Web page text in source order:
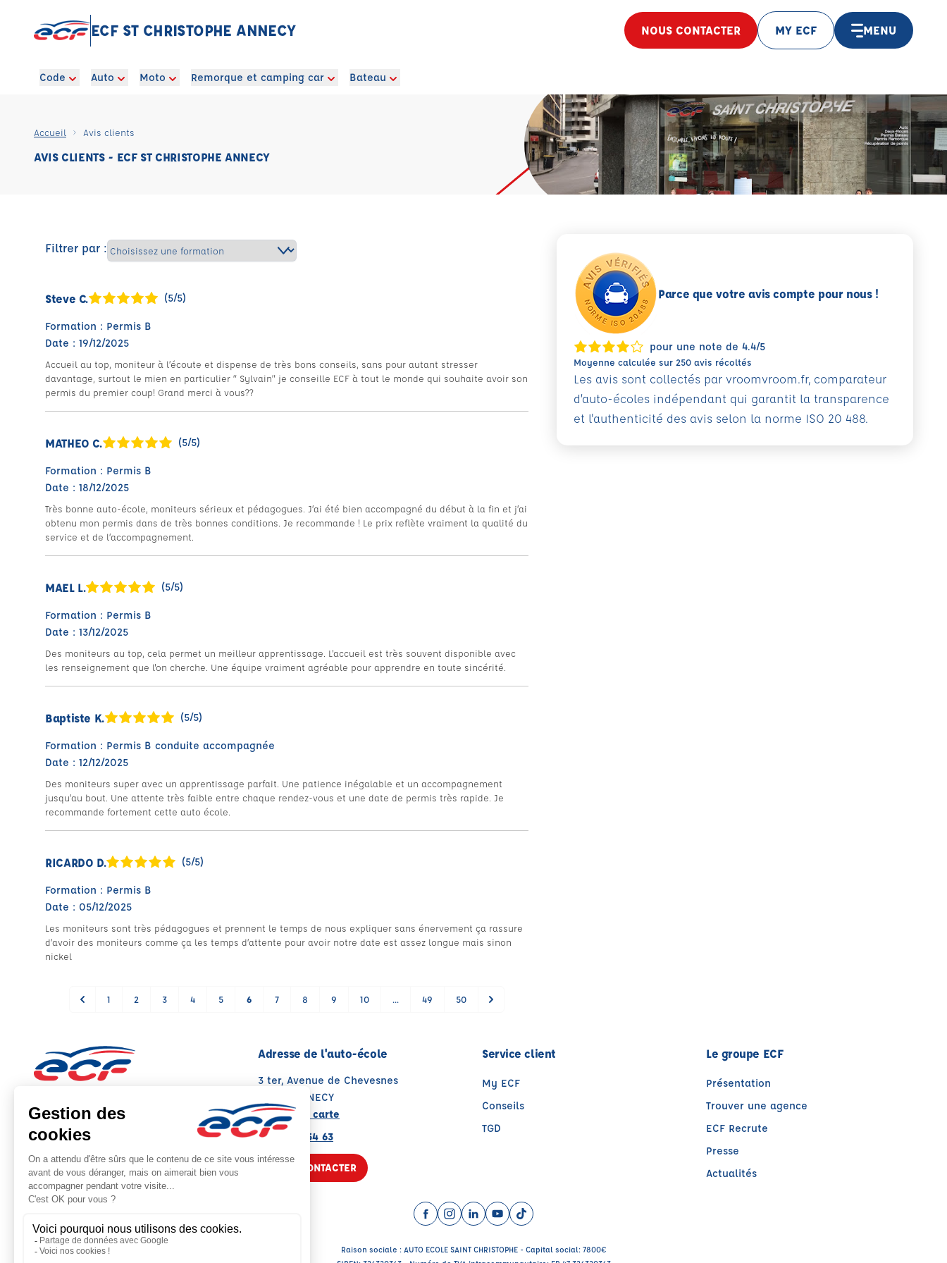
ECF ST CHRISTOPHE ANNECY NOUS CONTACTER MY ECF MENU
Code Auto Moto Remorque et camping car Bateau
Accueil Avis clients
AVIS CLIENTS - ECF ST CHRISTOPHE ANNECY
Filtrer par :
Steve C. (5/5)
Formation : Permis B
Date : 19/12/2025
Accueil au top, moniteur à l’écoute et dispense de très bons conseils, sans pour autant stresser
davantage, surtout le mien en particulier “ Sylvain” je conseille ECF à tout le monde qui souhaite avoir son
permis du premier coup! Grand merci à vous??
MATHEO C. (5/5)
Formation : Permis B
Date : 18/12/2025
Très bonne auto-école, moniteurs sérieux et pédagogues. J’ai été bien accompagné du début à la fin et j’ai
obtenu mon permis dans de très bonnes conditions. Je recommande ! Le prix reflète vraiment la qualité du
service et de l’accompagnement.
MAEL L. (5/5)
Formation : Permis B
Date : 13/12/2025
Des moniteurs au top, cela permet un meilleur apprentissage. L'accueil est très souvent disponible avec
les renseignement que l'on cherche. Une équipe vraiment agréable pour apprendre en toute sincérité.
Baptiste K. (5/5)
Formation : Permis B conduite accompagnée
Date : 12/12/2025
Des moniteurs super avec un apprentissage parfait. Une patience inégalable et un accompagnement
jusqu’au bout. Une attente très faible entre chaque rendez-vous et une date de permis très rapide. Je
recommande fortement cette auto école.
RICARDO D. (5/5)
Formation : Permis B
Date : 05/12/2025
Les moniteurs sont très pédagogues et prennent le temps de nous expliquer sans énervement ça rassure
d’avoir des moniteurs comme ça les temps d’attente pour avoir notre date est assez longue mais sinon
nickel
1 2 3 4 5 6 7 8 9 10 ... 49 50
Parce que votre avis compte pour nous !
pour une note de 4.4/5
Moyenne calculée sur 250 avis récoltés
Les avis sont collectés par vroomvroom.fr, comparateur
d’auto-écoles indépendant qui garantit la transparence
et l'authenticité des avis selon la norme ISO 20 488.
Note : 4.4/5
Moyenne calculée sur 250 avis
Adresse de l'auto-école
3 ter, Avenue de Chevesnes
74000 ANNECY
Voir sur la carte
04 50 45 54 63
NOUS CONTACTER
Service client
My ECF
Conseils
TGD
Le groupe ECF
Présentation
Trouver une agence
ECF Recrute
Presse
Actualités
Facebook (nouvelle fenêtre)
Instagram (nouvelle fenêtre)
LinkedIn (nouvelle fenêtre)
YouTube (nouvelle fenêtre)
TikTok (nouvelle fenêtre)
Raison sociale : AUTO ECOLE SAINT CHRISTOPHE - Capital social: 7800€